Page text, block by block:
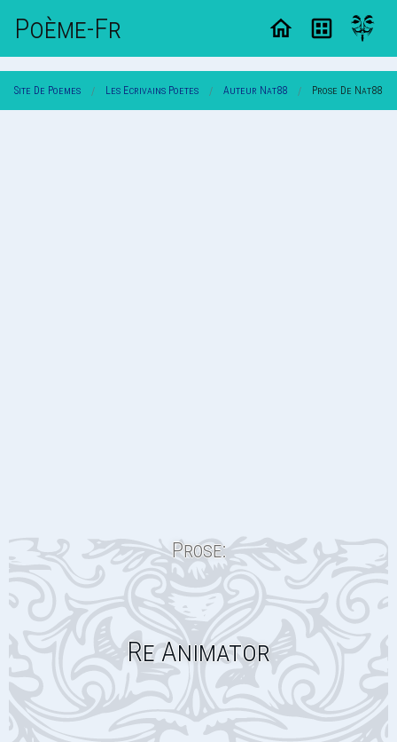
Poème-Fr
Site De Poemes Les Ecrivains Poetes Auteur Nat88 Prose De Nat88
Prose:
Re Animator